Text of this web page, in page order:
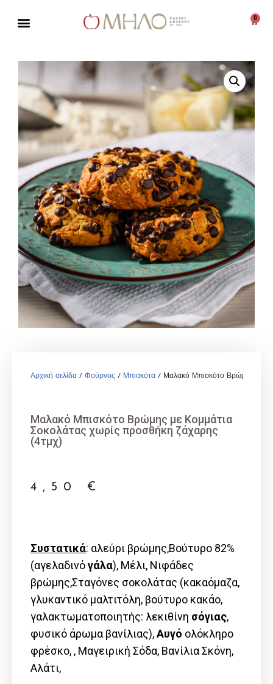
περιεχόμενο
0
Αρχική σελίδα / Φούρνος / Μπισκότα / Μαλακό Μπισκότο Βρώμης με
Μαλακό Μπισκότο Βρώμης με Κομμάτια
Σοκολάτας χωρίς προσθήκη ζάχαρης
(4τμχ)
4,50 €
Συστατικά: αλεύρι βρώμης,Βούτυρο 82%
(αγελαδινόγάλα), Μέλι, Νιφάδες
βρώμης,Σταγόνες σοκολάτας (κακαόμαζα,
γλυκαντικό μαλτιτόλη, βούτυρο κακάο,
γαλακτωματοποιητής: λεκιθίνη σόγιας,
φυσικό άρωμα βανίλιας),Αυγό ολόκληρο
φρέσκο, , Μαγειρική Σόδα, Βανίλια Σκόνη,
Αλάτι,